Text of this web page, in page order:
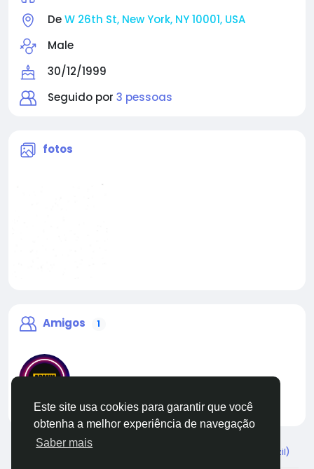
Este site usa cookies para garantir que você
obtenha a melhor experiência de navegação
Saber mais
DeW 26th St, New York, NY 10001, USA
Male
30/12/1999
Seguido por 3 pessoas
fotos
Amigos 1
liveadmin
© 2026 Live City In Portuguese (Brazil)